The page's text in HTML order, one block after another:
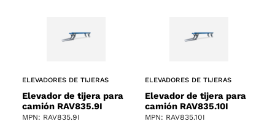
ELEVADORES DE TIJERAS
Elevador de tijera para
camión RAV835.9I
MPN: RAV835.9I
ELEVADORES DE TIJERAS
Elevador de tijera para
camión RAV835.10I
MPN: RAV835.10I